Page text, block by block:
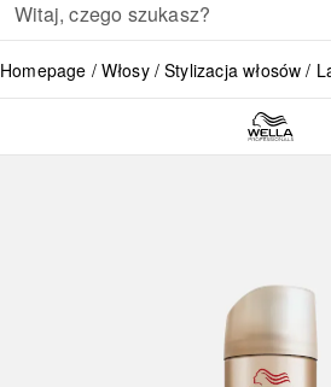
Homepage Włosy Stylizacja włosów